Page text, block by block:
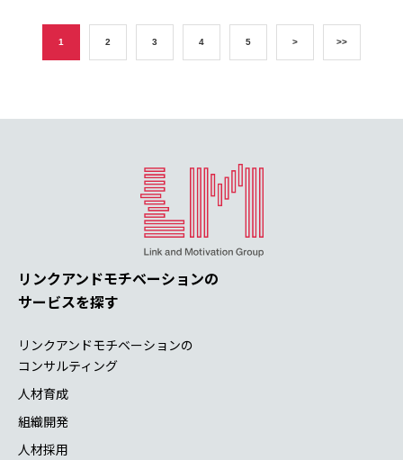
1 2 3 4 5 > >>
リンクアンドモチベーションの
サービスを探す
リンクアンドモチベーションの
コンサルティング
人材育成
組織開発
人材採用